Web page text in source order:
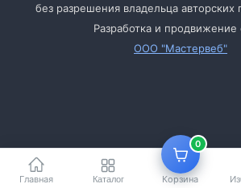
Главная Каталог
0
Корзина
без разрешения владельца авторских
Разработка и продвижение
ООО "Мастервеб"